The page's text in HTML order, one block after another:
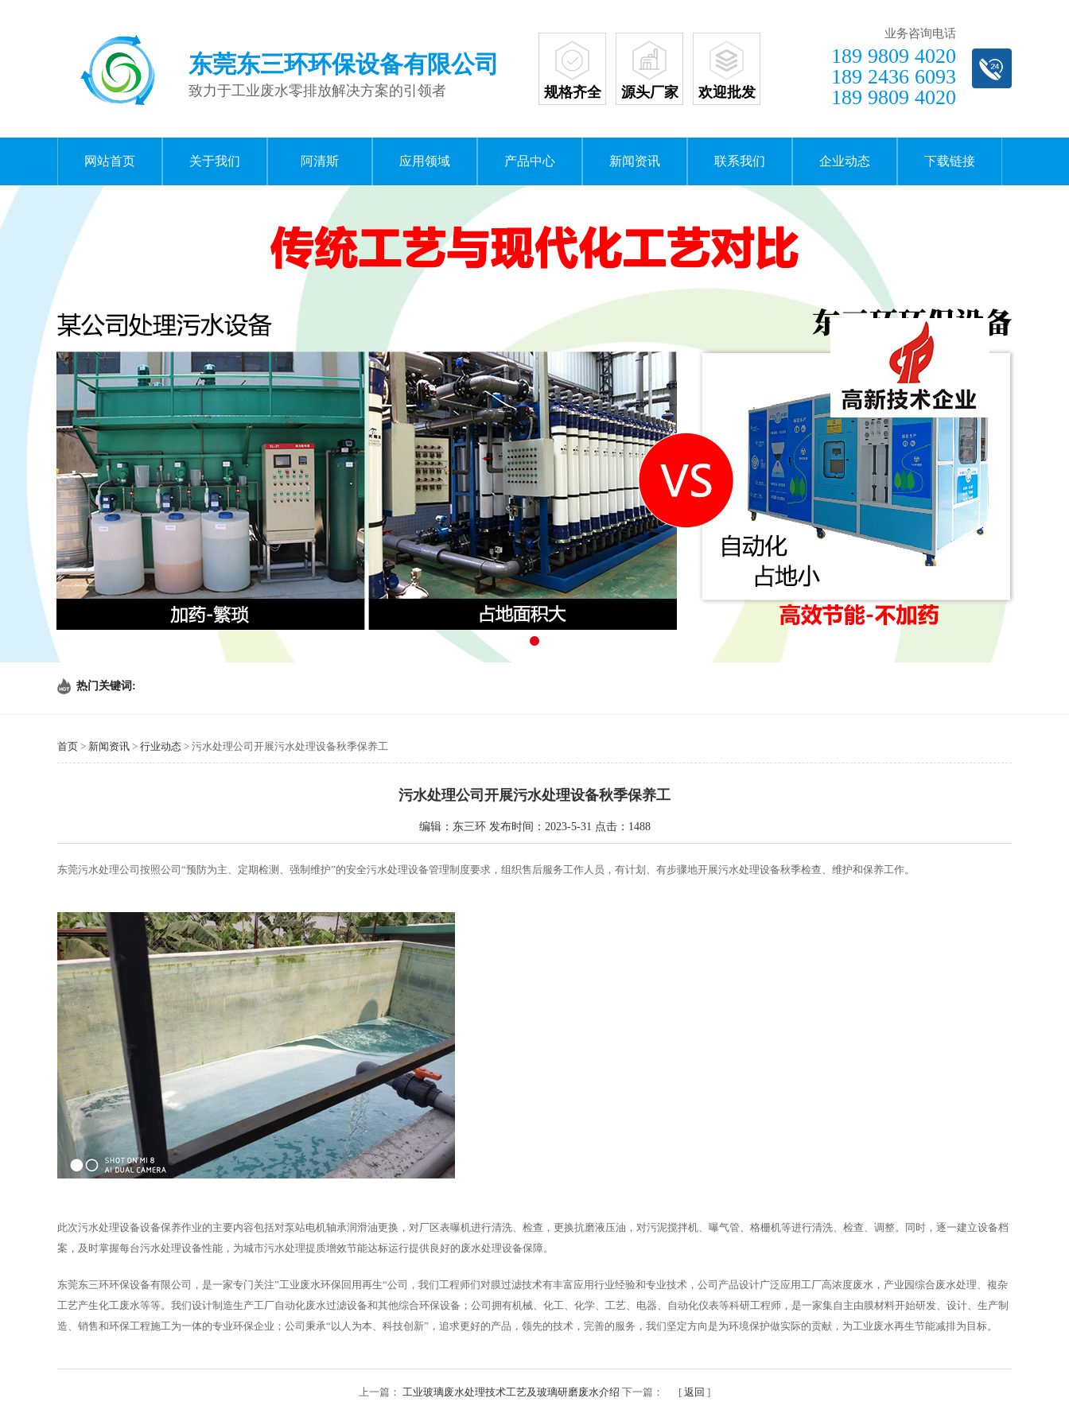
东莞东三环环保设备有限公司
致力于工业废水零排放解决方案的引领者 规格齐全 源头厂家 欢迎批发
业务咨询电话
189 9809 4020
189 2436 6093
189 9809 4020
网站首页 关于我们 阿清斯 应用领域 产品中心 新闻资讯 联系我们 企业动态 下载链接
热门关键词:
首页 > 新闻资讯 > 行业动态 > 污水处理公司开展污水处理设备秋季保养工
污水处理公司开展污水处理设备秋季保养工
编辑：东三环 发布时间：2023-5-31 点击：1488
东莞污水处理公司按照公司“预防为主、定期检测、强制维护”的安全污水处理设备管理制度要求，组织售后服务工作人员，有计划、有步骤地开展污水处理设备秋季检查、维护和保养工作。
此次污水处理设备设备保养作业的主要内容包括对泵站电机轴承润滑油更换，对厂区表曝机进行清洗、检查，更换抗磨液压油，对污泥搅拌机、曝气管、格栅机等进行清洗、检查、调整。同时，逐一建立设备档
案，及时掌握每台污水处理设备性能，为城市污水处理提质增效节能达标运行提供良好的废水处理设备保障。
东莞东三环环保设备有限公司，是一家专门关注”工业废水环保回用再生“公司，我们工程师们对膜过滤技术有丰富应用行业经验和专业技术，公司产品设计广泛应用工厂高浓度废水，产业园综合废水处理、複杂
工艺产生化工废水等等。我们设计制造生产工厂自动化废水过滤设备和其他综合环保设备；公司拥有机械、化工、化学、工艺、电器、自动化仪表等科研工程师，是一家集自主由膜材料开始研发、设计、生产制
造、销售和环保工程施工为一体的专业环保企业；公司秉承“以人为本、科技创新”，追求更好的产品，领先的技术，完善的服务，我们坚定方向是为环境保护做实际的贡献，为工业废水再生节能减排为目标。
上一篇： 工业玻璃废水处理技术工艺及玻璃研磨废水介绍 下一篇： [ 返回 ]